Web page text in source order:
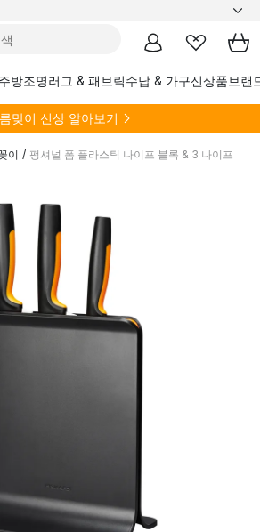
주방조명러그 & 패브릭수납 & 가구신상품브랜
맞이 신상 알아보기
이 / 펑셔널 폼 플라스틱 나이프 블록 & 3 나이프